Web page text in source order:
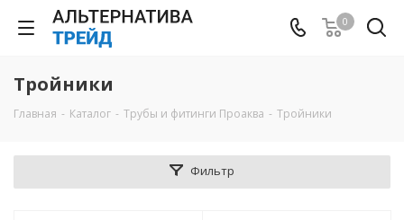
0
Тройники
Главная - Каталог - Трубы и фитинги Проаква - Тройники
Фильтр